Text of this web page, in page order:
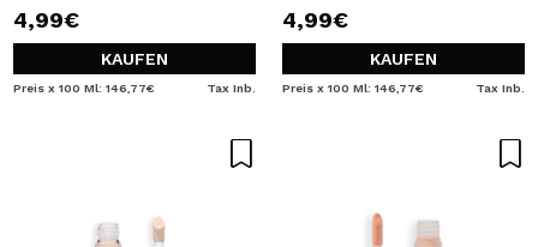
4,99€
KAUFEN
Preis x 100 Ml: 146,77€ Tax Inb.
4,99€
KAUFEN
Preis x 100 Ml: 146,77€ Tax Inb.